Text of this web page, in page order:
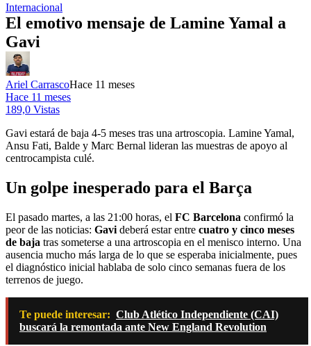
Internacional
El emotivo mensaje de Lamine Yamal a
Gavi
Ariel CarrascoHace 11 meses
Hace 11 meses
189,0 Vistas
Gavi estará de baja 4-5 meses tras una artroscopia. Lamine Yamal,
Ansu Fati, Balde y Marc Bernal lideran las muestras de apoyo al
centrocampista culé.
Un golpe inesperado para el Barça
El pasado martes, a las 21:00 horas, el FC Barcelona confirmó la
peor de las noticias: Gavi deberá estar entre cuatro y cinco meses
de baja tras someterse a una artroscopia en el menisco interno. Una
ausencia mucho más larga de lo que se esperaba inicialmente, pues
el diagnóstico inicial hablaba de solo cinco semanas fuera de los
terrenos de juego.
Te puede interesar: Club Atlético Independiente (CAI)
buscará la remontada ante New England Revolution